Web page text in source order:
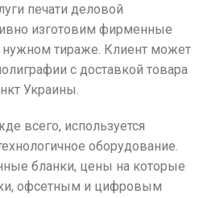
печати деловой
изготовим фирменные
тираже. Клиент может
с доставкой товара
Украины.
всего, используется
оборудование.
бланки, цены на которые
офсетным и цифровым